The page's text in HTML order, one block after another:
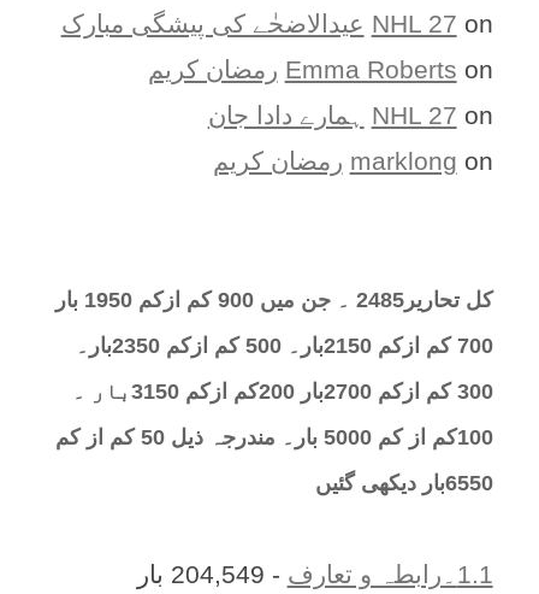
NHL 27 on
عیدالاضحٰے کی پیشگی مبارک
Emma Roberts on
رمضان کریم
NHL 27 on
ہمارے دادا جان
marklong on رمضان کریم
کل تحارير2485 ۔ جن میں 900 کم ازکم 1950 بار
700 کم ازکم 2150بار۔ 500 کم ازکم 2350بار۔
300 کم ازکم 2700بار 200کم ازکم 3150بار ۔
100کم از کم 5000 بار۔ مندرجہ ذیل 50 کم از کم
6550بار دیکھی گئیں
1.1۔رابطہ و تعارف
- 204,549 بار